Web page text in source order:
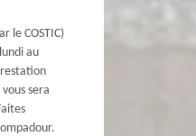
le COSTIC)
au
sera